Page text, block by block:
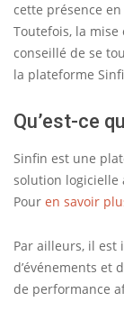
S
i
n
i
n
:
o
u
t
cette présence
Toutefois, la mise
conseillé de se
la plateforme
Qu’est-ce
Sinfin est une
solution logicielle
Pour en savoir
Par ailleurs, il
d’événements et
de performance